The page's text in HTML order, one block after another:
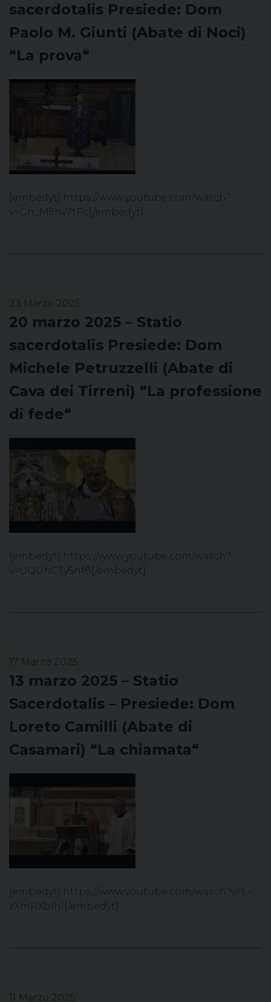
sacerdotalis Presiede: Dom
Paolo M. Giunti (Abate di Noci)
“La prova“
[embedyt] https://www.youtube.com/watch?
v=Gh_M9hv7tPc[/embedyt]
23 Marzo 2025
20 marzo 2025 – Statio
sacerdotalis Presiede: Dom
Michele Petruzzelli (Abate di
Cava dei Tirreni) “La professione
di fede“
[embedyt] https://www.youtube.com/watch?
v=UQUhCTy5nf8[/embedyt]
17 Marzo 2025
13 marzo 2025 – Statio
Sacerdotalis – Presiede: Dom
Loreto Camilli (Abate di
Casamari) “La chiamata“
[embedyt] https://www.youtube.com/watch?v=L-
zXmRXbIhI[/embedyt]
11 Marzo 2025